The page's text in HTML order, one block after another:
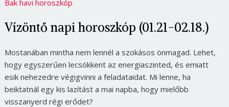
Bak havi horoszkóp
Vízöntő napi horoszkóp (01.21-02.18.)
Mostanában mintha nem lennél a szokásos önmagad. Lehet,
hogy egyszerűen lecsökkent az energiaszinted, és emiatt
esik nehezedre végigvinni a feladataidat. Mi lenne, ha
beiktatnál egy kis lazítást a mai napba, hogy mielőbb
visszanyerd régi erődet?